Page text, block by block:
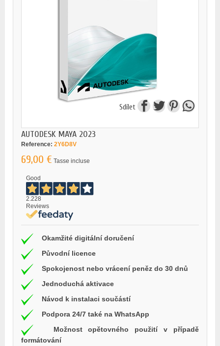
Sdílet
AUTODESK MAYA 2023
Reference: 2Y6D8V
69,00 € Tasse incluse
Good
2.228
Reviews
Okamžité digitální doručení
Původní licence
Spokojenost nebo vrácení peněz do 30 dnů
Jednoduchá aktivace
Návod k instalaci součástí
Podpora 24/7 také na WhatsApp
Možnost opětovného použití v případě
formátování